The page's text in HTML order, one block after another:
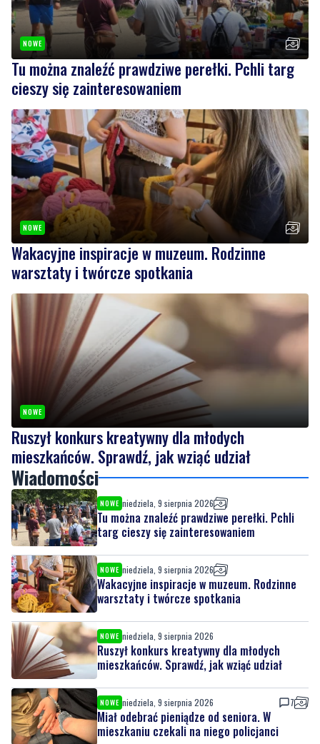
NOWE
Tu można znaleźć prawdziwe perełki. Pchli targ
cieszy się zainteresowaniem
NOWE
Wakacyjne inspiracje w muzeum. Rodzinne
warsztaty i twórcze spotkania
NOWE
Ruszył konkurs kreatywny dla młodych
mieszkańców. Sprawdź, jak wziąć udział
Wiadomości
NOWE niedziela, 9 sierpnia 2026
Tu można znaleźć prawdziwe perełki. Pchli
targ cieszy się zainteresowaniem
NOWE niedziela, 9 sierpnia 2026
Wakacyjne inspiracje w muzeum. Rodzinne
warsztaty i twórcze spotkania
NOWE niedziela, 9 sierpnia 2026
Ruszył konkurs kreatywny dla młodych
mieszkańców. Sprawdź, jak wziąć udział
NOWE niedziela, 9 sierpnia 2026 7
Miał odebrać pieniądze od seniora. W
mieszkaniu czekali na niego policjanci